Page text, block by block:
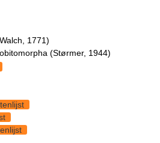
1771)
(Størmer, 1944)